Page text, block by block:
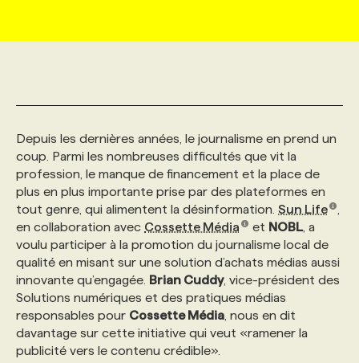
PRIX ET DISTINCTIONS
TENDANCES
GEO/SEO
ÉVÉNEMENTIEL
NOS AUTEUR‧RICES
FAQ
ANNONCEZ AVEC NOUS
FORMATIONS PERSONNALISÉES
NOS FORMATEUR‧RICES
POURQUOI CHOISIR NOS FORMATIONS
NOS TARIFS
NOS TARIFS
NOS EXPERTISES
FAQ
ANNONCEZ AVEC NOUS
Depuis les dernières années, le journalisme en prend un
coup. Parmi les nombreuses difficultés que vit la
profession, le manque de financement et la place de
plus en plus importante prise par des plateformes en
tout genre, qui alimentent la désinformation. Sun Life
en collaboration avec Cossette Média et NOBL, a
voulu participer à la promotion du journalisme local de
qualité en misant sur une solution d’achats médias aussi
innovante qu’engagée. Brian Cuddy, vice-président des
Solutions numériques et des pratiques médias
responsables pour Cossette Média , nous en dit
davantage sur cette initiative qui veut «ramener la
publicité vers le contenu crédible».